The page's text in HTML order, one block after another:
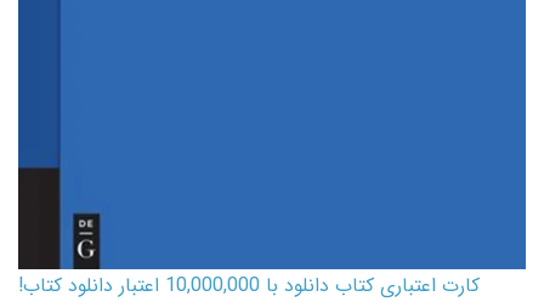
کارت اعتباری کتاب دانلود با 10,000,000 اعتبار دانلود کتاب!